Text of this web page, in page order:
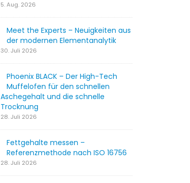
5. Aug. 2026
Meet the Experts – Neuigkeiten aus
der modernen Elementanalytik
30. Juli 2026
Phoenix BLACK – Der High-Tech
Muffelofen für den schnellen
Aschegehalt und die schnelle
Trocknung
28. Juli 2026
Fettgehalte messen –
Referenzmethode nach ISO 16756
28. Juli 2026